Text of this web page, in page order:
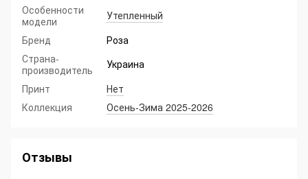
Особенности
модели
Утепленный
Бренд
Роза
Страна-
производитель
Украина
Принт
Нет
Коллекция
Осень-Зима 2025-2026
Отзывы